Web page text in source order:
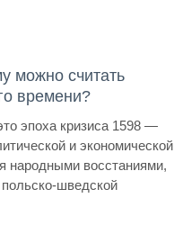
можно считать
времени?
эпоха кризиса 1598 —
и экономической
народными восстаниями,
шведской